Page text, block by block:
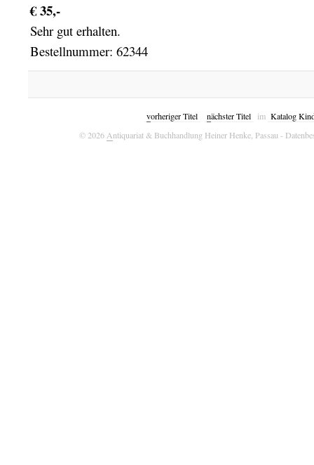
€ 35,-
Sehr gut erhalten.
Bestellnummer: 62344
vorheriger Titel nächster Titel im Katalog
© 2026Antiquariat & Buchhandlung Heiner Henke, Passau -